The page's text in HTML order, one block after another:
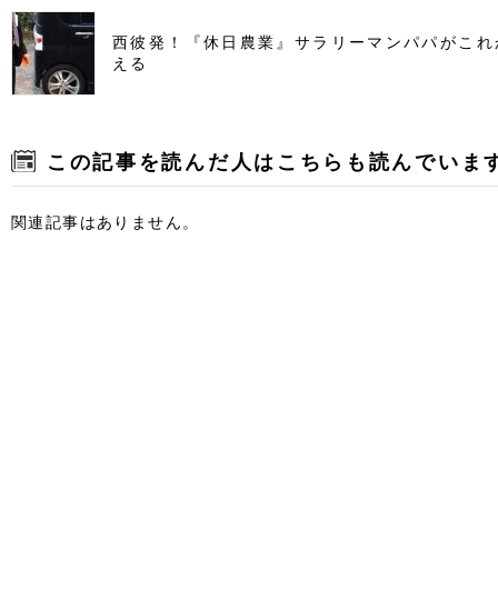
西彼発！『休日農業』サラリーマンパパがこ
える
この記事を読んだ人はこちらも読んでいま
関連記事はありません。